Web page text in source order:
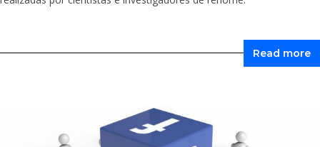
Read more